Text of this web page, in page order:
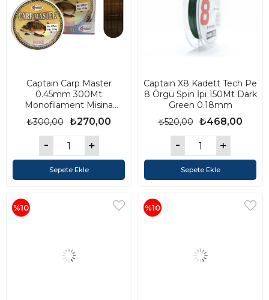
Captain Carp Master
0.45mm 300Mt
Monofilament Misina
Brown+Green
₺270,00
₺300,00
Sepete Ekle
Captain X8 Kadett Tech Pe
8 Örgü Spin İpi 150Mt Dark
Green 0.18mm
₺468,00
₺520,00
Sepete Ekle
%10 %10